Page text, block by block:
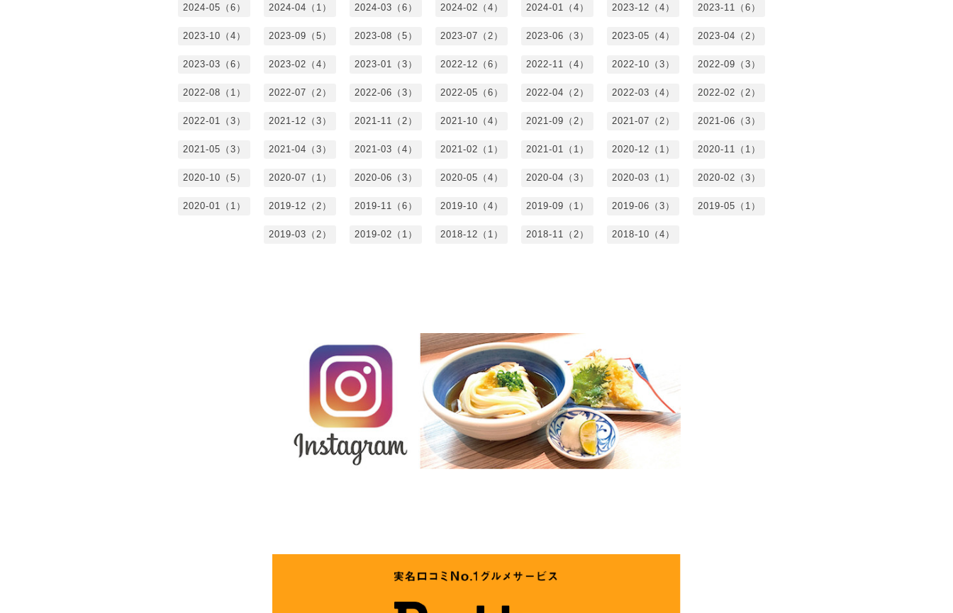
2024-05（6） 2024-04（1） 2024-03（6） 2024-02（4） 2024-01（4） 2023-12（4） 2023-11（6）
2023-10（4） 2023-09（5） 2023-08（5） 2023-07（2） 2023-06（3） 2023-05（4） 2023-04（2）
2023-03（6） 2023-02（4） 2023-01（3） 2022-12（6） 2022-11（4） 2022-10（3） 2022-09（3）
2022-08（1） 2022-07（2） 2022-06（3） 2022-05（6） 2022-04（2） 2022-03（4） 2022-02（2）
2022-01（3） 2021-12（3） 2021-11（2） 2021-10（4） 2021-09（2） 2021-07（2） 2021-06（3）
2021-05（3） 2021-04（3） 2021-03（4） 2021-02（1） 2021-01（1） 2020-12（1） 2020-11（1）
2020-10（5） 2020-07（1） 2020-06（3） 2020-05（4） 2020-04（3） 2020-03（1） 2020-02（3）
2020-01（1） 2019-12（2） 2019-11（6） 2019-10（4） 2019-09（1） 2019-06（3） 2019-05（1）
2019-03（2） 2019-02（1） 2018-12（1） 2018-11（2） 2018-10（4）